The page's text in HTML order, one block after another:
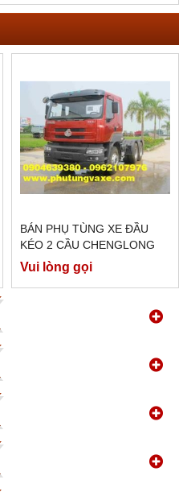
BÁN PHỤ TÙNG XE ĐẦU
KÉO 2 CẦU CHENGLONG
HẢI ÂU CÔNG XUẤT 340 PS
, ĐỘNG CƠ YC6M 340
Vui lòng gọi